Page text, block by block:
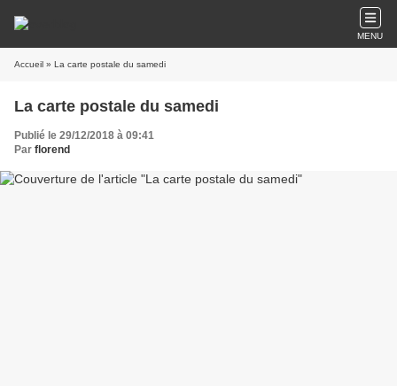
MENU
Accueil » La carte postale du samedi
La carte postale du samedi
Publié le 29/12/2018 à 09:41
Par florend